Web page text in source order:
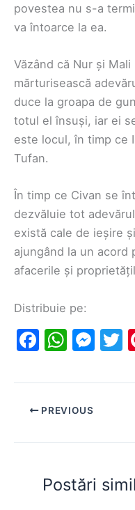
povestea nu s-a
va întoarce la ea.
Văzând că Nur și
mărturisească
duce la groapa de
totul el însuși, iar ei
este locul, în timp ce
Tufan.
În timp ce Civan se
dezvăluie tot
există cale de ieșire
ajungând la un
afacerile și
Distribuie pe:
F
c
e
o
o
k
W
at
s
p
p
M
s
n
g
er
PREVIOUS
Postări